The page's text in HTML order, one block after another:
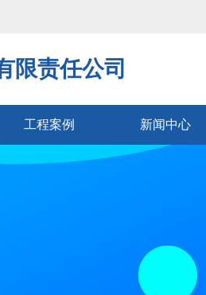
限责任公司
工程案例 新闻中心